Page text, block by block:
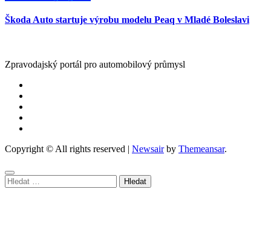
Škoda Auto startuje výrobu modelu Peaq v Mladé Boleslavi
Zpravodajský portál pro automobilový průmysl
Copyright © All rights reserved | Newsairby Themeansar.
Vyhledávání